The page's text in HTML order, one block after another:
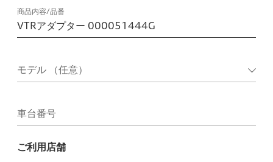
商品内容/品番
車台番号
ご利用店舗